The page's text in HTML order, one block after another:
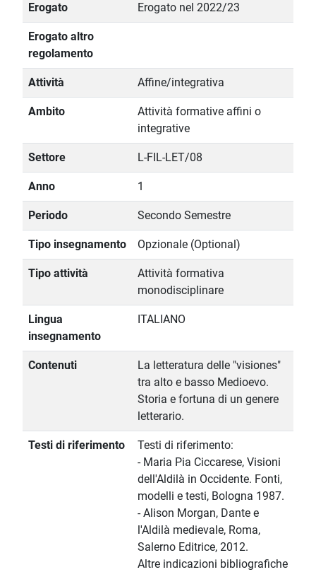
Erogato Erogato nel 2022/23
Erogato altro
regolamento
Attività Affine/integrativa
Ambito
Attività formative affini o
integrative
Settore L-FIL-LET/08
Anno 1
Periodo Secondo Semestre
Tipo insegnamento Opzionale (Optional)
Tipo attività
Attività formativa
monodisciplinare
Lingua
insegnamento
ITALIANO
Contenuti
La letteratura delle "visiones"
tra alto e basso Medioevo.
Storia e fortuna di un genere
letterario.
Testi di riferimento
Testi di riferimento:
- Maria Pia Ciccarese, Visioni
dell'Aldilà in Occidente. Fonti,
modelli e testi, Bologna 1987.
- Alison Morgan, Dante e
l'Aldilà medievale, Roma,
Salerno Editrice, 2012.
Altre indicazioni bibliografiche